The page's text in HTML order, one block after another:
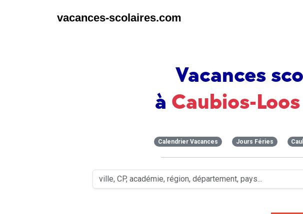
vacances-scolaires.com
Vacances
à Caubios-Loos
Calendrier Vacances Jours Féries